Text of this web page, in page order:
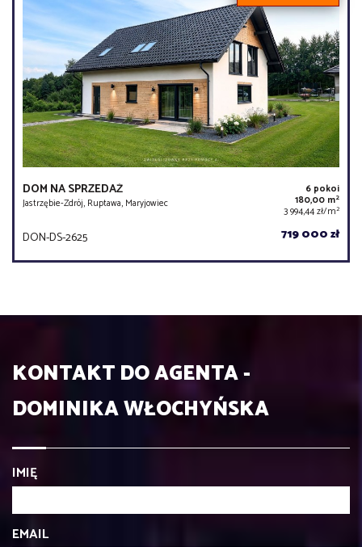
DOM NA SPRZEDAŻ
Jastrzębie-Zdrój, Ruptawa, Maryjowiec
6 pokoi
180,00 m2
3 994,44 zł/m2
DON-DS-2625 719 000 zł
KONTAKT DO AGENTA -
DOMINIKA WŁOCHYŃSKA
IMIĘ
EMAIL